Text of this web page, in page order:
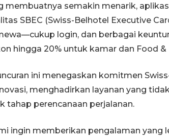
membuatnya semakin menarik,
SBEC (Swiss-Belhotel Executive
login, dan berbagai
hingga 20% untuk kamar dan Food &
ini menegaskan komitmen
menghadirkan layanan yang
tahap perencanaan perjalanan.
ingin memberikan pengalaman yang